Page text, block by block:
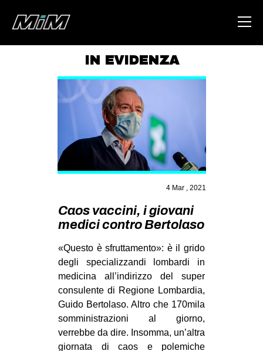
ABOUT
AREA
DEGENERAZIONE
GAZA FREESTYLE
CSOA LAMBRETTA
MSM
STUDENTI TSUNAMI
ZAM
MOBILITAZIONI
SPAZI
SPORT POPOLARE
IN EVIDENZA
4 Mar , 2021
Caos vaccini, i giovani
medici contro Bertolaso
«Questo è sfruttamento»: è il grido
degli specializzandi lombardi in
medicina all’indirizzo del super
consulente di Regione Lombardia,
Guido Bertolaso. Altro che 170mila
somministrazioni al giorno,
verrebbe da dire. Insomma, un’altra
giornata di caos e polemiche